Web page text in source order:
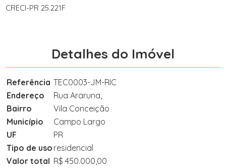
CRECI-PR 25.221F
Detalhes do Imóvel
Referência TEC0003-JM-RIC
Endereço
Rua Araruna,
Bairro
Vila Conceição
Município
Campo Largo
UF
PR
Tipo de uso residencial
Valor total R$ 450.000,00